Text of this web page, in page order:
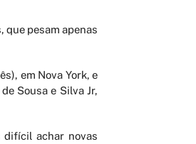
que pesam apenas
em Nova York, e
Sousa e Silva Jr,
difícil achar novas